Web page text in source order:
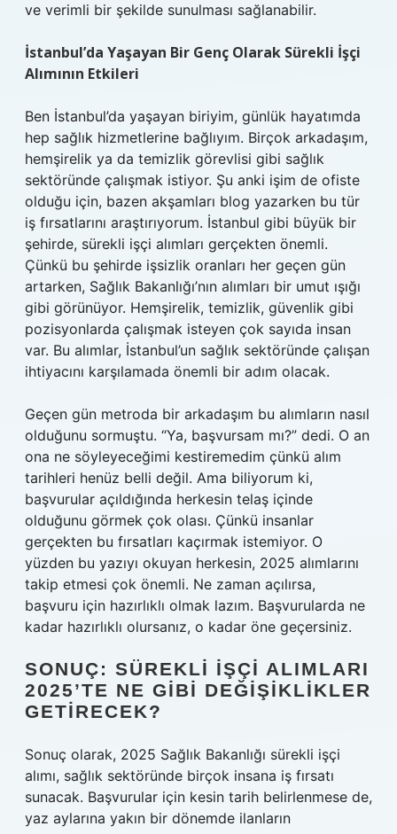
ve verimli bir şekilde sunulması sağlanabilir.
İstanbul’da Yaşayan Bir Genç Olarak Sürekli İşçi
Alımının Etkileri
Ben İstanbul’da yaşayan biriyim, günlük hayatımda
hep sağlık hizmetlerine bağlıyım. Birçok arkadaşım,
hemşirelik ya da temizlik görevlisi gibi sağlık
sektöründe çalışmak istiyor. Şu anki işim de ofiste
olduğu için, bazen akşamları blog yazarken bu tür
iş fırsatlarını araştırıyorum. İstanbul gibi büyük bir
şehirde, sürekli işçi alımları gerçekten önemli.
Çünkü bu şehirde işsizlik oranları her geçen gün
artarken, Sağlık Bakanlığı’nın alımları bir umut ışığı
gibi görünüyor. Hemşirelik, temizlik, güvenlik gibi
pozisyonlarda çalışmak isteyen çok sayıda insan
var. Bu alımlar, İstanbul’un sağlık sektöründe çalışan
ihtiyacını karşılamada önemli bir adım olacak.
Geçen gün metroda bir arkadaşım bu alımların nasıl
olduğunu sormuştu. “Ya, başvursam mı?” dedi. O an
ona ne söyleyeceğimi kestiremedim çünkü alım
tarihleri henüz belli değil. Ama biliyorum ki,
başvurular açıldığında herkesin telaş içinde
olduğunu görmek çok olası. Çünkü insanlar
gerçekten bu fırsatları kaçırmak istemiyor. O
yüzden bu yazıyı okuyan herkesin, 2025 alımlarını
takip etmesi çok önemli. Ne zaman açılırsa,
başvuru için hazırlıklı olmak lazım. Başvurularda ne
kadar hazırlıklı olursanız, o kadar öne geçersiniz.
SONUÇ: SÜREKLI İŞÇI ALIMLARI
2025’TE NE GIBI DEĞIŞIKLIKLER
GETIRECEK?
Sonuç olarak, 2025 Sağlık Bakanlığı sürekli işçi
alımı, sağlık sektöründe birçok insana iş fırsatı
sunacak. Başvurular için kesin tarih belirlenmese de,
yaz aylarına yakın bir dönemde ilanların